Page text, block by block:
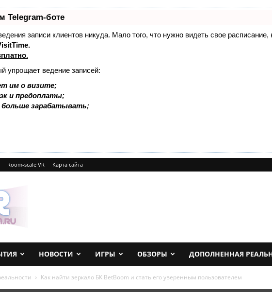
Telegram-боте
записи клиентов никуда. Мало того, что нужно видеть свое
.
упрощает ведение записей:
им о визите;
и предоплаты;
больше зарабатывать;
Room-scale VR Карта сайта
НОВОСТИ ИГРЫ ОБЗОРЫ ДОПОЛНЕННАЯ
Как найти зеркало БК BetBoom и стать его уверенным пользователем